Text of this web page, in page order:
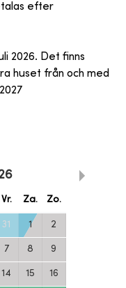
efter
2026. Det finns
huset från och med
Vr. Za. Zo.
31 1 2
7 8 9
14 15 16